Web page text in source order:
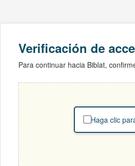
Verificación de
Para continuar hacia Biblat,
Haga clic